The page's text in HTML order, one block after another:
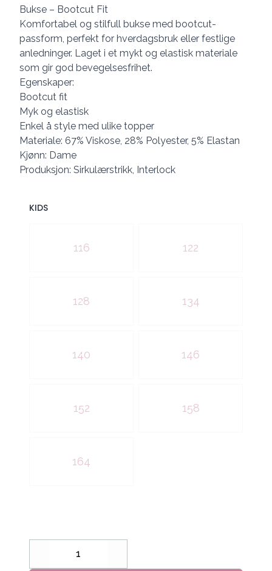
Description
Bukse – Bootcut Fit
Komfortabel og stilfull bukse med bootcut-
passform, perfekt for hverdagsbruk eller festlige
anledninger. Laget i et mykt og elastisk materiale
som gir god bevegelsesfrihet.
Egenskaper:
Bootcut fit
Myk og elastisk
Enkel å style med ulike topper
Materiale: 67% Viskose, 28% Polyester, 5% Elastan
Kjønn: Dame
Produksjon: Sirkulærstrikk, Interlock
KIDS
116 122
128 134
140 146
152 158
164
Decrease